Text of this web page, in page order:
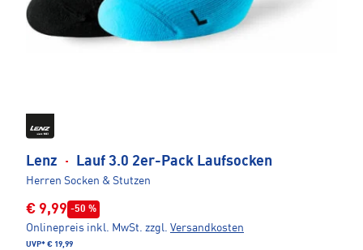
Lenz · Lauf 3.0 2er-Pack Laufsocken
Herren Socken & Stutzen
€ 9,99 -50 %
Onlinepreis inkl. MwSt. zzgl. Versandkosten
UVP* € 19,99